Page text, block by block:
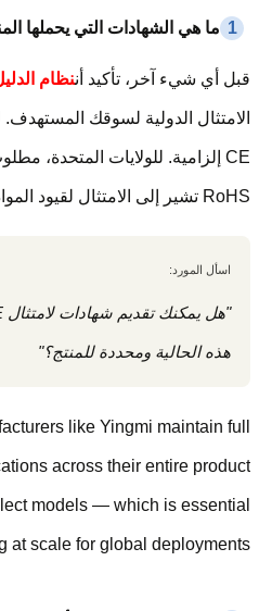
1 ما هي الشهادات التي يحملها
قبل أي شيء آخر، تأكيد أننظام
الامتثال الدولية لسوقك المستهدف.
RoHS تشير إلى الامتثال لقيود المواد الخطرة.
اسأل المورد:
هذه الحالية ومحددة للمنتج؟"
like Yingmi maintain full
across their entire product
models — which is essential
at scale for global deployments.